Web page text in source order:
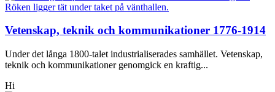
Vetenskap, teknik och kommunikationer 1776-1914
Under det långa 1800-talet industrialiserades samhället. Vetenskap,
teknik och kommunikationer genomgick en kraftig...
Hi